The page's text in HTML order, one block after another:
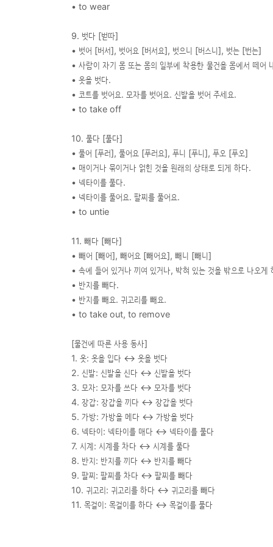
• to wear
9. 벗다 [벋따]
• 벗어 [버서], 벗어요 [버서요], 벗으니 [버스니], 벗는 [번는]
• 사람이 자기 몸 또는 몸의 일부에 착용한 물건을 몸에서 떼어
• 옷을 벗다.
• 코트를 벗어요. 모자를 벗어요. 신발을 벗어 주세요.
• to take off
10. 풀다 [풀다]
• 풀어 [푸러], 풀어요 [푸러요], 푸니 [푸니], 푸오 [푸오]
• 매이거나 묶이거나 얽힌 것을 원래의 상태로 되게 하다.
• 넥타이를 풀다.
• 넥타이를 풀어요. 팔찌를 풀어요.
• to untie
11. 빼다 [빼다]
• 빼어 [빼어], 빼어요 [빼어요], 빼니 [빼니]
• 속에 들어 있거나 끼여 있거나, 박혀 있는 것을 밖으로 나오게
• 반지를 빼다.
• 반지를 빼요. 귀고리를 빼요.
• to take out, to remove
[물건에 따른 사용 동사]
1. 옷: 옷을 입다 ↔︎ 옷을 벗다
2. 신발: 신발을 신다 ↔︎ 신발을 벗다
3. 모자: 모자를 쓰다 ↔︎ 모자를 벗다
4. 장갑: 장갑을 끼다 ↔︎ 장갑을 벗다
5. 가방: 가방을 메다 ↔︎ 가방을 벗다
6. 넥타이: 넥타이를 매다 ↔︎ 넥타이를 풀다
7. 시계: 시계를 차다 ↔︎ 시계를 풀다
8. 반지: 반지를 끼다 ↔︎ 반지를 빼다
9. 팔찌: 팔찌를 차다 ↔︎ 팔찌를 빼다
10. 귀고리: 귀고리를 하다 ↔︎ 귀고리를 빼다
11. 목걸이: 목걸이를 하다 ↔︎ 목걸이를 풀다